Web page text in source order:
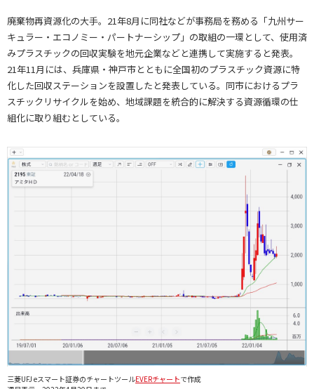
廃棄物再資源化の大手。21年8月に同社などが事務局を務める「九州サー
キュラー・エコノミー・パートナーシップ」の取組の一環として、使用済
みプラスチックの回収実験を地元企業などと連携して実施すると発表。
21年11月には、兵庫県・神戸市とともに全国初のプラスチック資源に特
化した回収ステーションを設置したと発表している。同市におけるプラ
スチックリサイクルを始め、地域課題を統合的に解決する資源循環の仕
組化に取り組むとしている。
三菱UFJ eスマート証券のチャートツールEVERチャートで作成